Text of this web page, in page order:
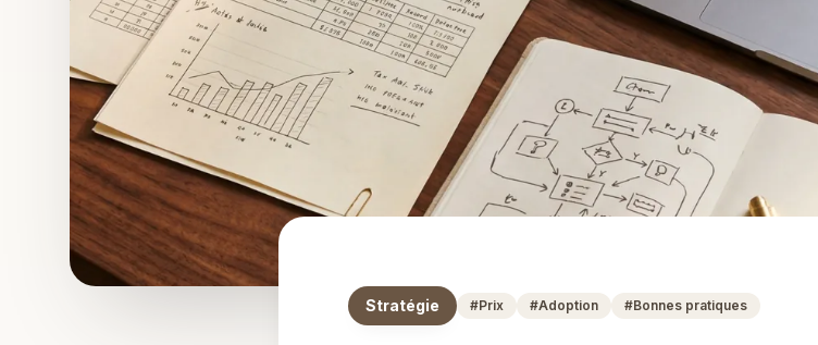
Stratégie #Prix #Adoption #Bonnes pratiques